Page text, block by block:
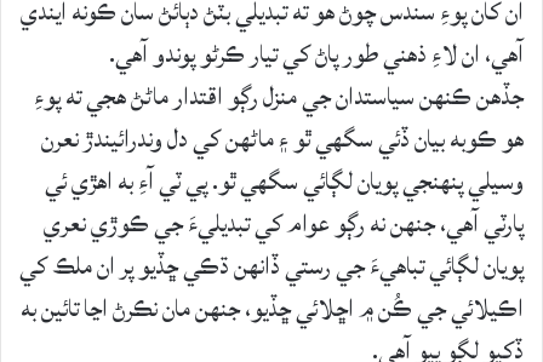
ان کان پوءِ سندس چوڻ هو ته تبديلي بٽڻ دٻائڻ سان ڪونه ايندي
آهي، ان لاءِ ذهني طور پاڻ کي تيار ڪرڻو پوندو آهي.
جڏهن ڪنهن سياستدان جي منزل رڳو اقتدار ماڻڻ هجي ته پوءِ
هو ڪوبه بيان ڏئي سگهي ٿو ۽ ماڻهن کي دل وندرائيندڙ نعرن
وسيلي پنهنجي پويان لڳائي سگهي ٿو. پي ٽي آءِ به اهڙي ئي
پارٽي آهي، جنهن نه رڳو عوام کي تبديليءَ جي ڪوڙي نعري
پويان لڳائي تباهيءَ جي رستي ڏانهن ڌڪي ڇڏيو پر ان ملڪ کي
اڪيلائي جي ڪُن ۾ اڇلائي ڇڏيو، جنهن مان نڪرڻ اڃا تائين به
ڏکيو لڳو پيو آهي.